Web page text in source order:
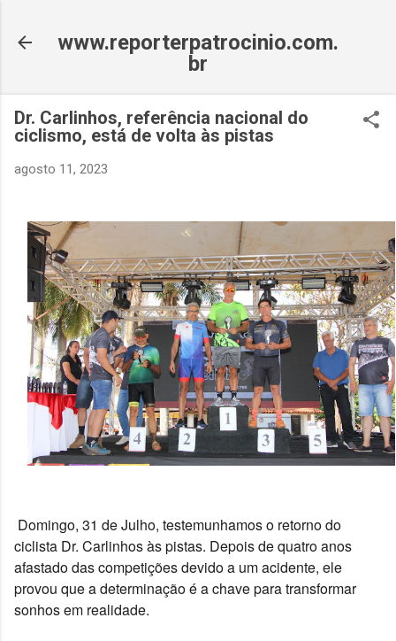
www.reporterpatrocinio.com.
br
Dr. Carlinhos, referência nacional do
ciclismo, está de volta às pistas
agosto 11, 2023
ciclista Dr. Carlinhos às pistas. Depois de quatro anos
afastado das competições devido a um acidente, ele
provou que a determinação é a chave para transformar
sonhos em realidade.